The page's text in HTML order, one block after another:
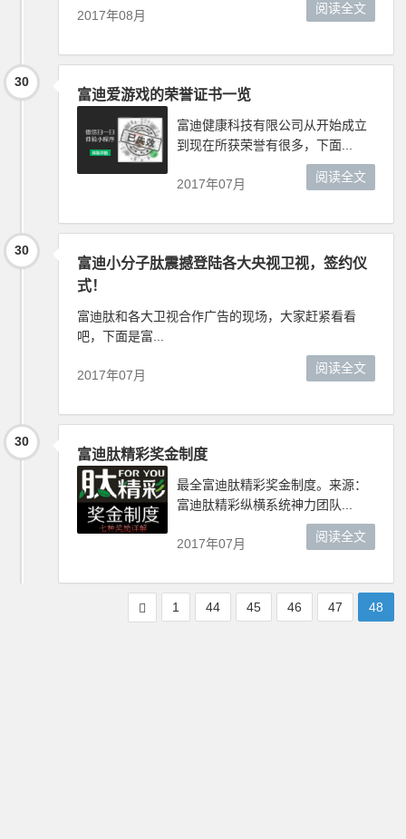
阅读全文
2017年08月
30
富迪爱游戏的荣誉证书一览
富迪健康科技有限公司从开始成立
到现在所获荣誉有很多，下面...
阅读全文
2017年07月
30
富迪小分子肽震撼登陆各大央视卫视，签约仪
式！
富迪肽和各大卫视合作广告的现场，大家赶紧看看
吧，下面是富...
阅读全文
2017年07月
30
富迪肽精彩奖金制度
最全富迪肽精彩奖金制度。来源：
富迪肽精彩纵横系统神力团队...
阅读全文
2017年07月
1 44 45 46 47 48